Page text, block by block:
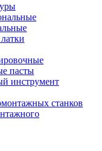
пасты
инструмент
станков